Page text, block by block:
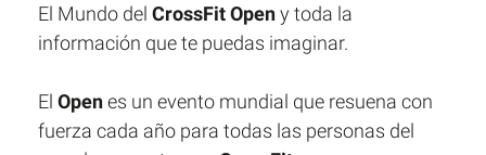
El Mundo del CrossFit Openy toda la
información que te puedas imaginar.
El Openes un evento mundial que resuena con
fuerza cada año para todas las personas del